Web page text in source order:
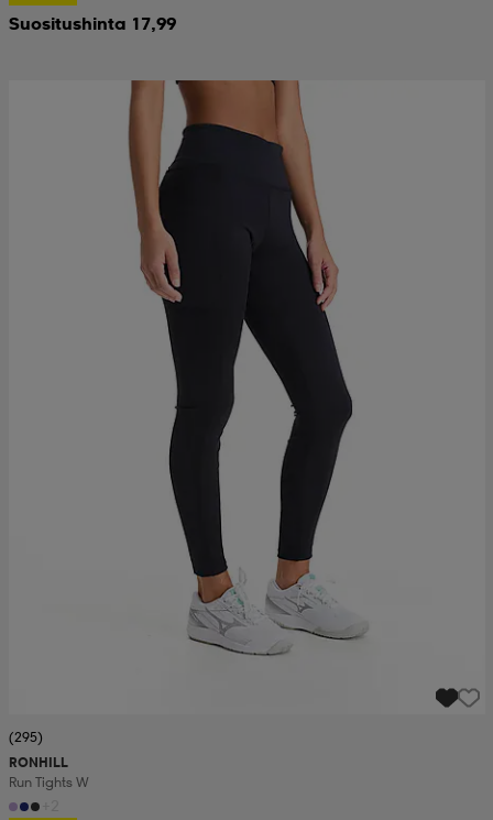
Suositushinta 17,99
(295)
RONHILL
Run Tights W